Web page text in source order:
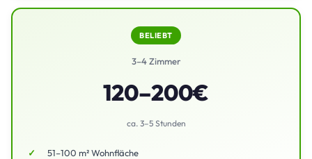
BELIEBT
3–4 Zimmer
120–200€
ca. 3–5 Stunden
51–100 m² Wohnfläche